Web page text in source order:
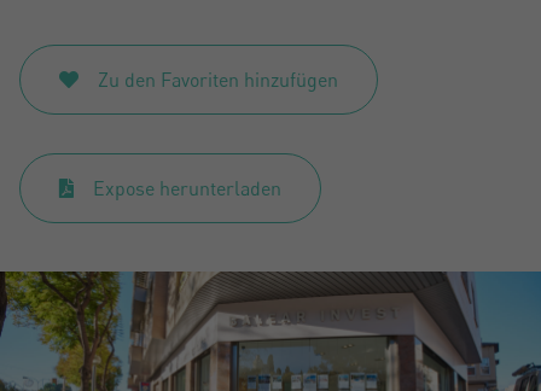
Zu den Favoriten hinzufügen
Expose herunterladen